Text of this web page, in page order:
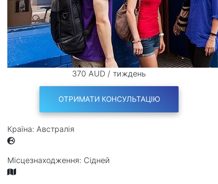
370 AUD / тиждень
ОТРИМАТИ КОНСУЛЬТАЦІЮ
Країна: Австралія
Місцезнаходження: Сідней